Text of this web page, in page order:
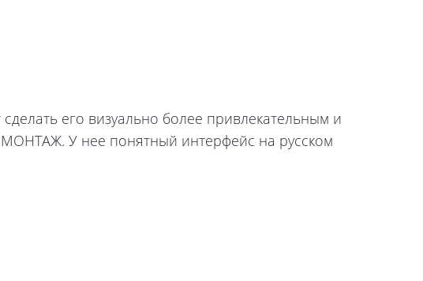
его визуально более привлекательным и
У нее понятный интерфейс на русском